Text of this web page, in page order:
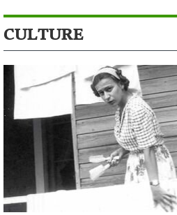
CULTURE